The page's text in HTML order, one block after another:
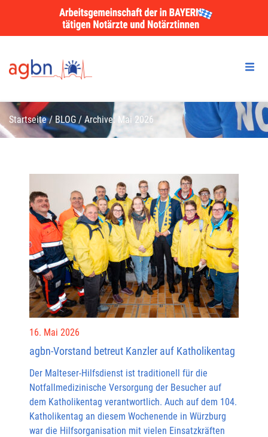
Startseite/BLOG / Archive: Mai 2026
16. Mai 2026
agbn-Vorstand betreut Kanzler auf Katholikentag
Der Malteser-Hilfsdienst ist traditionell für die
Notfallmedizinische Versorgung der Besucher auf
dem Katholikentag verantwortlich. Auch auf dem 104.
Katholikentag an diesem Wochenende in Würzburg
war die Hilfsorganisation mit vielen Einsatzkräften